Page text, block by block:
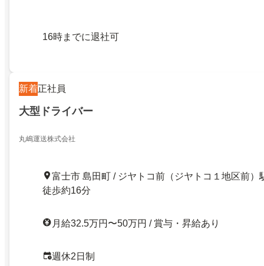
16時までに退社可
新着正社員
大型ドライバー
丸嶋運送株式会社
富士市 島田町 / ジヤトコ前（ジヤトコ１地区前）
徒歩約16分
月給32.5万円〜50万円 / 賞与・昇給あり
週休2日制